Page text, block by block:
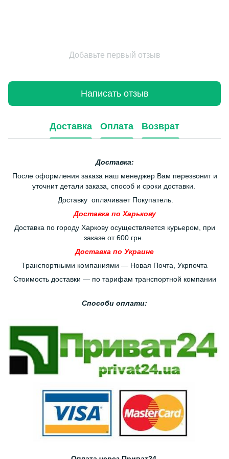
Добавьте первый отзыв
Написать отзыв
Доставка Оплата Возврат
Доставка:
После оформления заказа наш менеджер Вам перезвонит и
уточнит детали заказа, способ и сроки доставки.
Доставку оплачивает Покупатель.
Доставка по Харькову
Доставка по городу Харкову осуществляется курьером, при
заказе от 600 грн.
Доставка по Украине
Транспортными компаниями — Новая Почта, Укрпочта
Стоимость доставки — по тарифам транспортной компании
Способи оплати: